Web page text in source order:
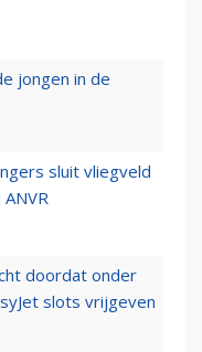
jongen in de
sluit vliegveld
doordat onder
slots vrijgeven